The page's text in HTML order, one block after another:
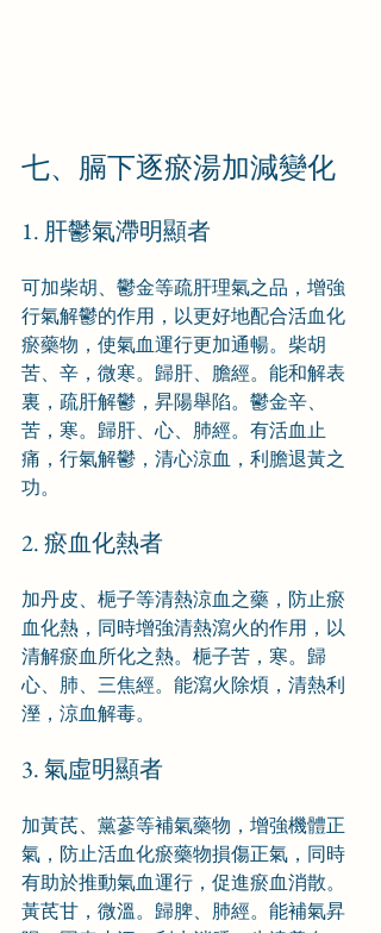
七、膈下逐瘀湯加減變化
1. 肝鬱氣滯明顯者
可加柴胡、鬱金等疏肝理氣之品，增強
行氣解鬱的作用，以更好地配合活血化
瘀藥物，使氣血運行更加通暢。柴胡
苦、辛，微寒。歸肝、膽經。能和解表
裏，疏肝解鬱，昇陽舉陷。鬱金辛、
苦，寒。歸肝、心、肺經。有活血止
痛，行氣解鬱，清心涼血，利膽退黃之
功。
2. 瘀血化熱者
加丹皮、梔子等清熱涼血之藥，防止瘀
血化熱，同時增強清熱瀉火的作用，以
清解瘀血所化之熱。梔子苦，寒。歸
心、肺、三焦經。能瀉火除煩，清熱利
溼，涼血解毒。
3. 氣虛明顯者
加黃芪、黨蔘等補氣藥物，增強機體正
氣，防止活血化瘀藥物損傷正氣，同時
有助於推動氣血運行，促進瘀血消散。
黃芪甘，微溫。歸脾、肺經。能補氣昇